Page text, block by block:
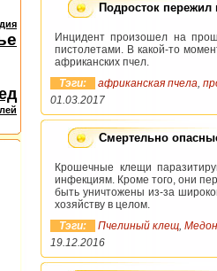
Подросток пережил
Инцидент произошел на
пистолетами. В какой-то
африканских пчел.
Тэги:
африканская пчела,
01.03.2017
Смертельно
Крошечные клещи
инфекциям. Кроме того, они
быть уничтожены из-за
хозяйству в целом.
Тэги:
Пчелиный клещ,
19.12.2016